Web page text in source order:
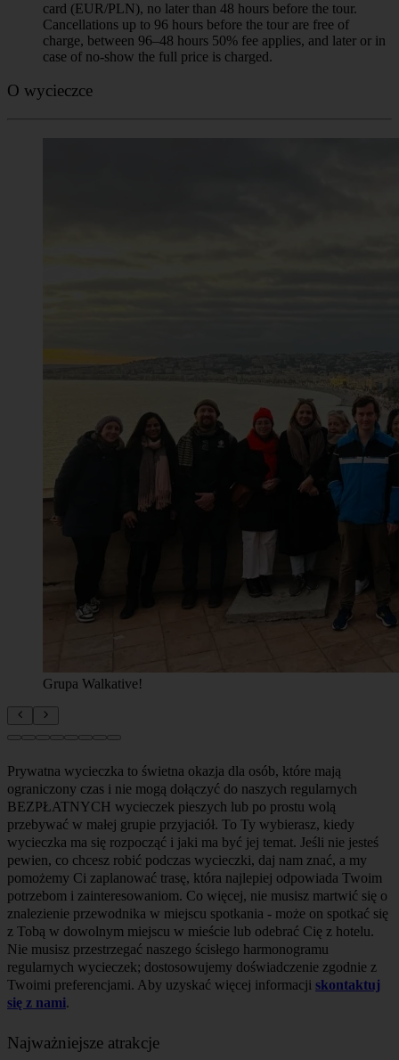
card (EUR/PLN), no later than 48 hours before the tour.
Cancellations up to 96 hours before the tour are free of
charge, between 96–48 hours 50% fee applies, and later or in
case of no-show the full price is charged.
O wycieczce
Grupa Walkative!
Prywatna wycieczka to świetna okazja dla osób, które mają
ograniczony czas i nie mogą dołączyć do naszych regularnych
BEZPŁATNYCH wycieczek pieszych lub po prostu wolą
przebywać w małej grupie przyjaciół. To Ty wybierasz, kiedy
wycieczka ma się rozpocząć i jaki ma być jej temat. Jeśli nie jesteś
pewien, co chcesz robić podczas wycieczki, daj nam znać, a my
pomożemy Ci zaplanować trasę, która najlepiej odpowiada Twoim
potrzebom i zainteresowaniom. Co więcej, nie musisz martwić się o
znalezienie przewodnika w miejscu spotkania - może on spotkać się
z Tobą w dowolnym miejscu w mieście lub odebrać Cię z hotelu.
Nie musisz przestrzegać naszego ścisłego harmonogramu
regularnych wycieczek; dostosowujemy doświadczenie zgodnie z
Twoimi preferencjami. Aby uzyskać więcej informacji skontaktuj
się z nami.
Najważniejsze atrakcje